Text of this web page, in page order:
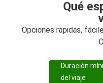
Qué
Opciones rápidas,
Duración
del viaje